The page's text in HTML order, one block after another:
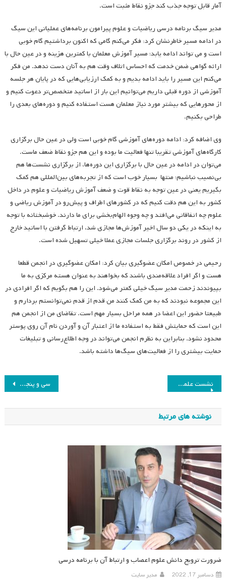
آمار قابل توجه جذب کند جزو نقاط مثبت است.
مدیر سیگ برنامه درسی ریاضیات و علوم پیرامون برنامه‌های عملیاتی این سیگ
در ادامه مسیر خاطرنشان کرد: فکر می‌کنم گامی که اکنون برداشتیم گام خوبی
است و می تواند ادامه یابد؛ مسیر آموزش معلمان با کمترین هزینه و در عین حال با
ارائه گواهی ضمن خدمت که احساس اتلاف وقت هم به آنان دست ندهد. من فکر
می‌کنم این مسیر را باید ادامه بدیم و به کمک ارزیابی‌هایی که در پایان هر جلسه
آموزشی از دوره قبلی داریم می‌توانیم این بار از اساتید متخصص‌تر دعوت کنیم و
از محورهایی که بیشتر مورد نیاز معلمان هست استفاده کنیم و دوره‌های بعدی را
طراحی بکنیم.
وی اضافه کرد: ادامه دوره‌های آموزشی گام خوبی است ولی در عین حال برگزاری
کارگاه‌های آموزشی تقریبا تنها فعالیت ما بوده و این هم جزو نقاط ضعف ماست.
می‌توان در ادامه در عین حال با برگزاری این دوره‌ها، از برگزاری نشست‌ها هم
بی‌نصیب نباشیم؛ منتها بسیار خوب است که از تجربه‌های بین‌المللی هم کمک
بگیریم یعنی در عین توجه به نقاط قوت و ضعف آموزش ریاضیات و علوم در داخل
کشور به این هم دقت کنیم که در کشورهای اطراف و پیش‌رو در آموزش ریاضی و
علوم چه اتفاقاتی می‌افتد و چه وجوه الهام‌بخشی برای ما دارند. خوشبختانه با توجه
به اینکه در یکی دو سال اخیر آموزش‌ها مجازی شد، ارتباط گرفتن با اساتید خارج
از کشور در روند برگزاری جلسات مجازی عملا خیلی تسهیل شده است.
رحیمی در خصوص امکان عضوگیری بیان کرد: امکان عضوگیری در انجمن قطعا
هست و اگر افراد علاقه‌مندی باشند که بخواهند به عنوان هسته مرکزی به ما
بپیوندند زحمت مدیر سیگ خیلی کمتر می‌شود. این را هم بگویم که اگر افرادی در
این مجموعه نبودند که به من کمک کنند من قدم از قدم نمی‌توانستم بردارم و
طبیعتا حضور این اعضا در همه مراحل بسیار مهم است. تقاضای من از انجمن هم
این است که حمایتش فقط به استفاده ما از اعتبار آن و آوردن نام آن روی پوستر
محدود نشود. بنابراین به نظرم انجمن می‌تواند در وجه اطلاع‌رسانی و تبلیغات
حمایت بیشتری را از فعالیت‌های سیگ‌ها داشته باشد.
راهبری
نوشته
سی و پنجمین جلسه هیئت مدیره انجمن مطالعات برنامه درسی ایران نشست علمی «کاوشی در ابتکار عمل سند جدید برنامه درسی ژاپن (۲۰۲۰)»
نوشته های مرتبط
ضرورت ترویج دانش علوم اعصاب و ارتباط آن با برنامه درسی
دسامبر 17, 2022 مدیر سایت